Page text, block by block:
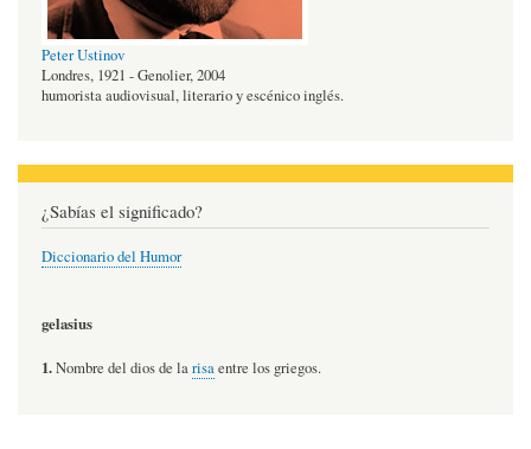
Peter Ustinov
Londres, 1921 - Genolier, 2004
humorista audiovisual, literario y escénico inglés.
¿Sabías el significado?
Diccionario del Humor
gelasius
1.Nombre del dios de larisaentre los griegos.